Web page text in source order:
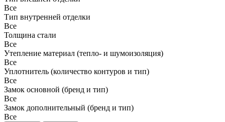
Все
Тип внутренней отделки
Все
Толщина стали
Все
Утепление материал (тепло- и шумоизоляция)
Все
Уплотнитель (количество контуров и тип)
Все
Замок основной (бренд и тип)
Все
Замок дополнительный (бренд и тип)
Все